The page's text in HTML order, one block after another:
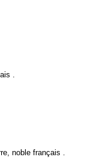
.
noble français .